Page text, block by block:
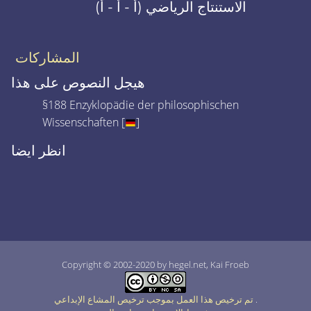
الاستنتاج الرياضي (أ - أ - أ)
المشاركات
هيجل النصوص على هذا
§188 Enzyklopädie der philosophischen
Wissenschaften [
]
انظر ايضا
Copyright © 2002-2020 by hegel.net, Kai Froeb
.